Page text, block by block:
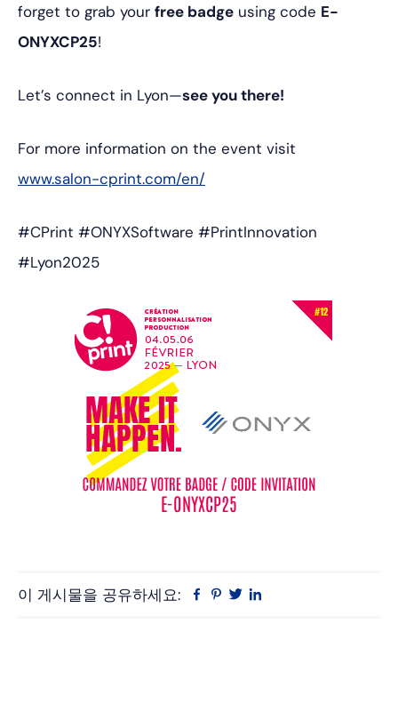
forget to grab your free badge using code E-
ONYXCP25!
Let’s connect in Lyon—see you there!
For more information on the event visit
www.salon-cprint.com/en/
#CPrint #ONYXSoftware #PrintInnovation
#Lyon2025
이 게시물을 공유하세요: Facebook
Pinterest
트